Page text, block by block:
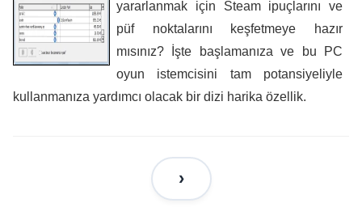
yararlanmak için Steam ipuçlarını ve
püf noktalarını keşfetmeye hazır
mısınız? İşte başlamanıza ve bu PC
oyun istemcisini tam potansiyeliyle
kullanmanıza yardımcı olacak bir dizi harika özellik.